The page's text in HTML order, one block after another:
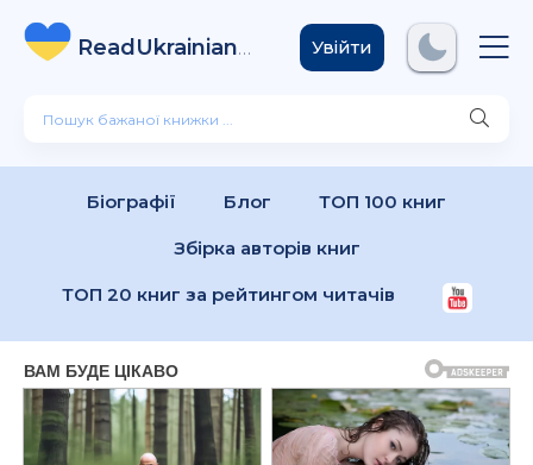
ReadUkrainian
Books .com
Увійти
Біографії Блог ТОП 100 книг
Збірка авторів книг
ТОП 20 книг за рейтингом читачів